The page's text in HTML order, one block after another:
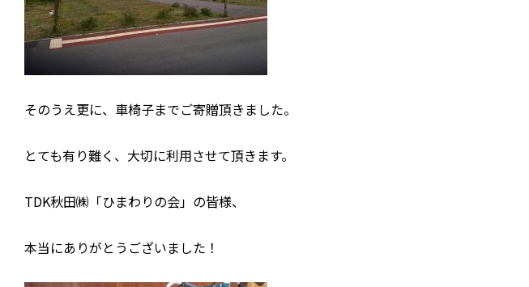
そのうえ更に、車椅子までご寄贈頂きました。
とても有り難く、大切に利用させて頂きます。
TDK秋田㈱「ひまわりの会」の皆様、
本当にありがとうございました！